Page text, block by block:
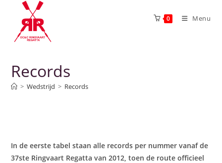
0 Menu
Records
> Wedstrijd > Records
In de eerste tabel staan alle records per nummer vanaf de
37ste Ringvaart Regatta van 2012, toen de route officieel